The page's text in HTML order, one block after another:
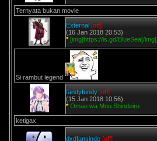
Ternyata bukan movie
External [off]
(16 Jan 2018 20:53)
* [img]https://is.gd/BlueSea[/img]
Si rambut legend
fandyfundy [off]
(15 Jan 2018 10:56)
* Omae wa Mou Shindeiru
ketigax
dxdfansindo [off]